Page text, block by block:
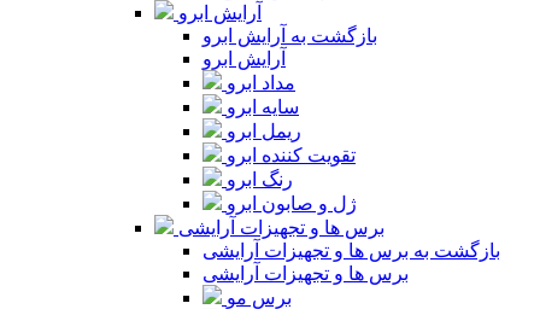
آرایش ابرو
بازگشت به آرایش ابرو
آرایش ابرو
مداد ابرو
سایه ابرو
ریمل ابرو
تقویت کننده ابرو
رنگ ابرو
ژل و صابون ابرو
برس ها و تجهیزات آرایشی
بازگشت به برس ها و تجهیزات آرایشی
برس ها و تجهیزات آرایشی
برس مو